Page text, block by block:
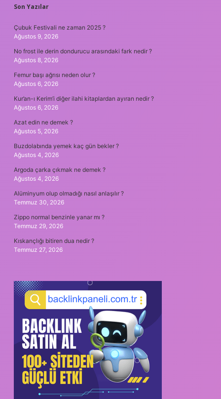
SIDEBAR
Son Yazılar
Çubuk Festivali ne zaman 2025 ?
Ağustos 9, 2026
No frost ile derin dondurucu arasındaki fark nedir ?
Ağustos 8, 2026
Femur başı ağrısı neden olur ?
Ağustos 6, 2026
Kur’an-ı Kerim’i diğer ilahi kitaplardan ayıran nedir ?
Ağustos 6, 2026
Azat edin ne demek ?
Ağustos 5, 2026
Buzdolabında yemek kaç gün bekler ?
Ağustos 4, 2026
Argoda çarka çıkmak ne demek ?
Ağustos 4, 2026
Alüminyum olup olmadığı nasıl anlaşılır ?
Temmuz 30, 2026
Zippo normal benzinle yanar mı ?
Temmuz 29, 2026
Kıskançlığı bitiren dua nedir ?
Temmuz 27, 2026